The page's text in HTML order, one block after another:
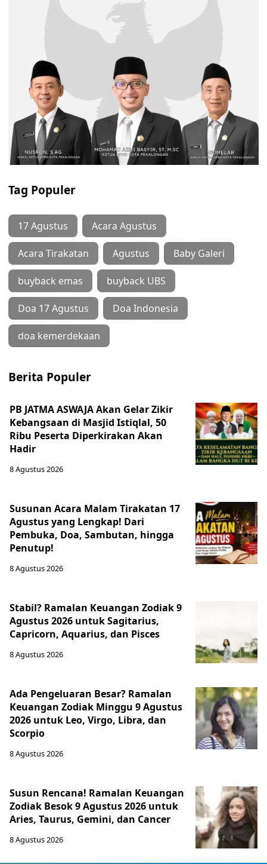
Tag Populer
17 Agustus Acara Agustus
Acara Tirakatan Agustus Baby Galeri
buyback emas buyback UBS
Doa 17 Agustus Doa Indonesia
doa kemerdekaan
Berita Populer
PB JATMA ASWAJA Akan Gelar Zikir
Kebangsaan di Masjid Istiqlal, 50
Ribu Peserta Diperkirakan Akan
Hadir
8 Agustus 2026
Susunan Acara Malam Tirakatan 17
Agustus yang Lengkap! Dari
Pembuka, Doa, Sambutan, hingga
Penutup!
8 Agustus 2026
Stabil? Ramalan Keuangan Zodiak 9
Agustus 2026 untuk Sagitarius,
Capricorn, Aquarius, dan Pisces
8 Agustus 2026
Ada Pengeluaran Besar? Ramalan
Keuangan Zodiak Minggu 9 Agustus
2026 untuk Leo, Virgo, Libra, dan
Scorpio
8 Agustus 2026
Susun Rencana! Ramalan Keuangan
Zodiak Besok 9 Agustus 2026 untuk
Aries, Taurus, Gemini, dan Cancer
8 Agustus 2026